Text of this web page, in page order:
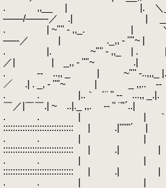
. ,,__ | |. ＼_＿＿
───/───‐／ .| |
. | ~"'' - ,,_. | ＼＿＿',
──‐／ | ._,, - ''"~ |
. |. ~"'' - ,,_ | . |.＼＿.',
／| | _,, - ''"~ .|
. ‐- ..,, _ | ~"'' -..,,,_ |.￣.＼
／ .| . _, - ''"~ | _ ,,.. -‐
. . |..｀゛¨ '' ‐- ...,, _.|. ''l ￣
￣／|￣￣.| ~ ..|._ ,,. -‐ '' ¨"´..|
. . | | ｀゛
::::::::::::::::::::::::::::: |
. . | |
. . | |
. . | | ,..